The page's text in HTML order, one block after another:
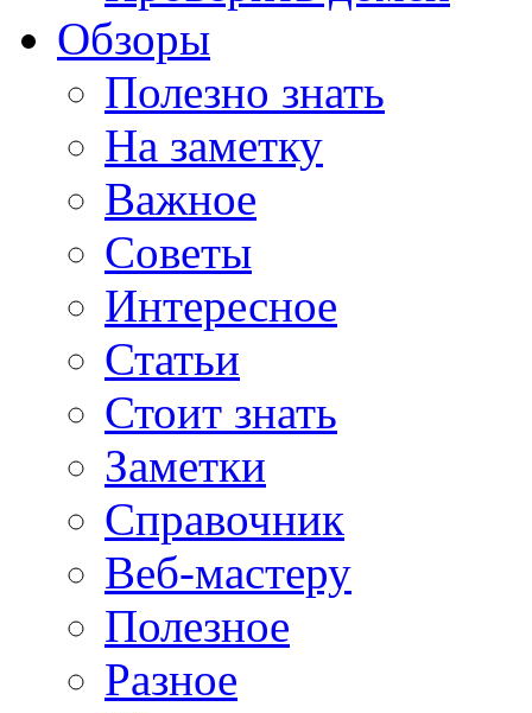
Обзоры
Полезно знать
На заметку
Важное
Советы
Интересное
Статьи
Стоит знать
Заметки
Справочник
Веб-мастеру
Полезное
Разное